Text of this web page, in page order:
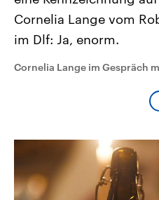
Landtag. Seit 2021 wird das
Bundesland von einer
CDU, SPD und FDP regiert.-
Umfragen, Prognosen,
und Hintergründe zu den
und Kandidaten der
Sendungen Programm
Cornelia Lange vom
im Dlf: Ja, enorm.
Cornelia Lange im Gespräch